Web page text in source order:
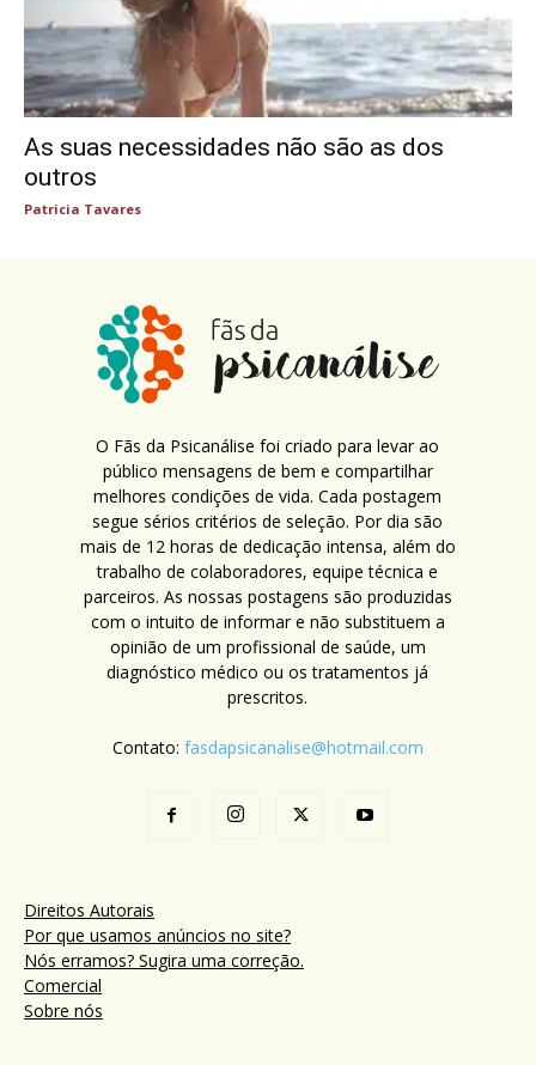
As suas necessidades não são as dos
outros
Patricia Tavares
O Fãs da Psicanálise foi criado para levar ao
público mensagens de bem e compartilhar
melhores condições de vida. Cada postagem
segue sérios critérios de seleção. Por dia são
mais de 12 horas de dedicação intensa, além do
trabalho de colaboradores, equipe técnica e
parceiros. As nossas postagens são produzidas
com o intuito de informar e não substituem a
opinião de um profissional de saúde, um
diagnóstico médico ou os tratamentos já
prescritos.
Contato: fasdapsicanalise@hotmail.com
Direitos Autorais
Por que usamos anúncios no site?
Nós erramos? Sugira uma correção.
Comercial
Sobre nós